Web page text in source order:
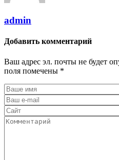
admin
Добавить комментарий
Ваш адрес эл. почты не будет
поля помечены *